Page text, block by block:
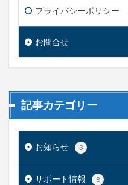
プライバシーポリシー
お問合せ
記事カテゴリー
お知らせ 3
サポート情報 8